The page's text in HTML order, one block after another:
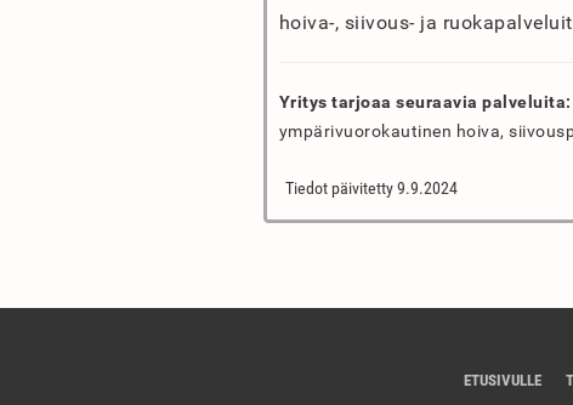
hoiva-, siivous- ja
Yritys tarjoaa seuraavia palveluita:
ympärivuorokautinen hoiva,
Tiedot päivitetty 9.9.2024
ETUSIVULLE